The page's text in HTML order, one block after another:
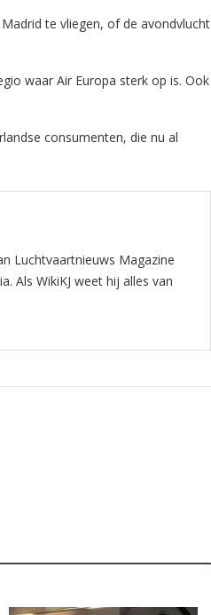
te vliegen, of de avondvlucht
waar Air Europa sterk op is. Ook
consumenten, die nu al
Luchtvaartnieuws Magazine
Als WikiKJ weet hij alles van